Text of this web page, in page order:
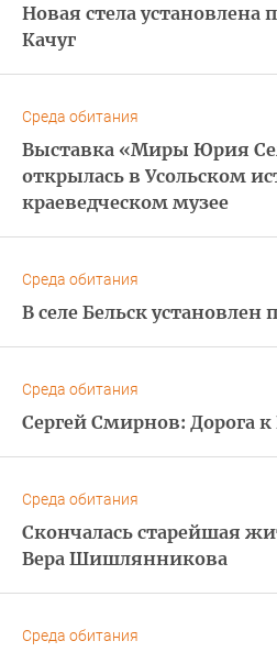
Новая стела установлена
Качуг
Среда обитания
Выставка «Миры Юрия
открылась в Усольском
краеведческом музее
Среда обитания
В селе Бельск
Среда обитания
Сергей Смирнов: Дорога
Среда обитания
Скончалась старейшая
Вера Шишлянникова
Среда обитания